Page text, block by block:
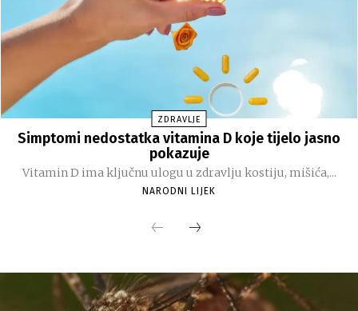
ZDRAVLJE
Simptomi nedostatka vitamina D koje tijelo jasno
pokazuje
Vitamin D ima ključnu ulogu u zdravlju kostiju, mišića,...
NARODNI LIJEK